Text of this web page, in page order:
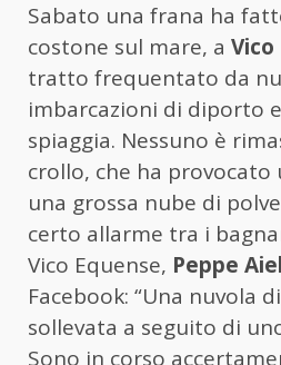
Sabato una frana ha
costone sul mare, a Vico
tratto frequentato da
imbarcazioni di diporto
spiaggia. Nessuno è
crollo, che ha
una grossa nube di
certo allarme tra i
Vico Equense, Peppe
Facebook: “Una nuvola
sollevata a seguito di
Sono in corso